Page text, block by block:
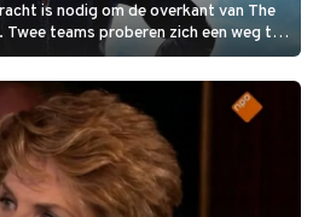
is nodig om de overkant van The
Twee teams proberen zich een weg te
kans te maken op een geldprijs van